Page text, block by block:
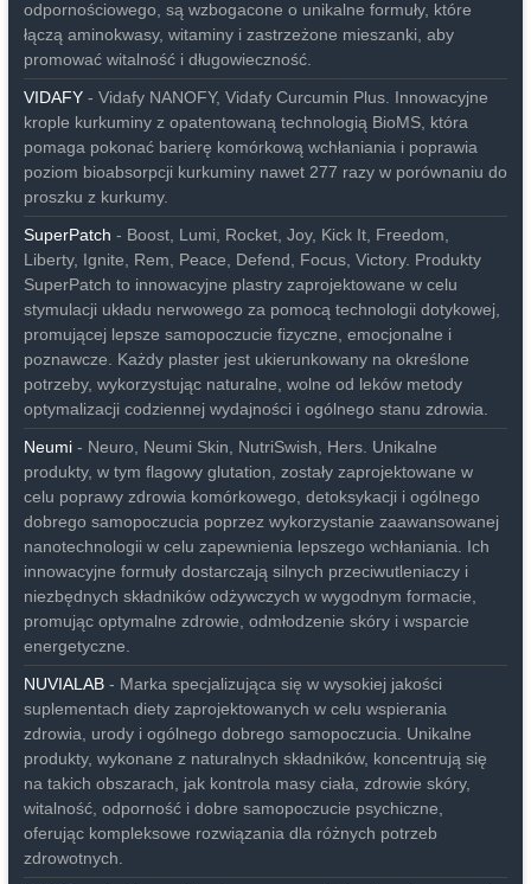
odpornościowego, są wzbogacone o unikalne formuły, które
łączą aminokwasy, witaminy i zastrzeżone mieszanki, aby
promować witalność i długowieczność.
VIDAFY- Vidafy NANOFY, Vidafy Curcumin Plus. Innowacyjne
krople kurkuminy z opatentowaną technologią BioMS, która
pomaga pokonać barierę komórkową wchłaniania i poprawia
poziom bioabsorpcji kurkuminy nawet 277 razy w porównaniu do
proszku z kurkumy.
SuperPatch - Boost, Lumi, Rocket, Joy, Kick It, Freedom,
Liberty, Ignite, Rem, Peace, Defend, Focus, Victory. Produkty
SuperPatch to innowacyjne plastry zaprojektowane w celu
stymulacji układu nerwowego za pomocą technologii dotykowej,
promującej lepsze samopoczucie fizyczne, emocjonalne i
poznawcze. Każdy plaster jest ukierunkowany na określone
potrzeby, wykorzystując naturalne, wolne od leków metody
optymalizacji codziennej wydajności i ogólnego stanu zdrowia.
Neumi- Neuro, Neumi Skin, NutriSwish, Hers. Unikalne
produkty, w tym flagowy glutation, zostały zaprojektowane w
celu poprawy zdrowia komórkowego, detoksykacji i ogólnego
dobrego samopoczucia poprzez wykorzystanie zaawansowanej
nanotechnologii w celu zapewnienia lepszego wchłaniania. Ich
innowacyjne formuły dostarczają silnych przeciwutleniaczy i
niezbędnych składników odżywczych w wygodnym formacie,
promując optymalne zdrowie, odmłodzenie skóry i wsparcie
energetyczne.
NUVIALAB- Marka specjalizująca się w wysokiej jakości
suplementach diety zaprojektowanych w celu wspierania
zdrowia, urody i ogólnego dobrego samopoczucia. Unikalne
produkty, wykonane z naturalnych składników, koncentrują się
na takich obszarach, jak kontrola masy ciała, zdrowie skóry,
witalność, odporność i dobre samopoczucie psychiczne,
oferując kompleksowe rozwiązania dla różnych potrzeb
zdrowotnych.